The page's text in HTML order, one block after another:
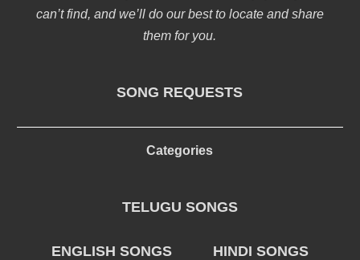
can’t find, and we’ll do our best to locate and share
them for you.
SONG REQUESTS
Categories
TELUGU SONGS
ENGLISH SONGS HINDI SONGS